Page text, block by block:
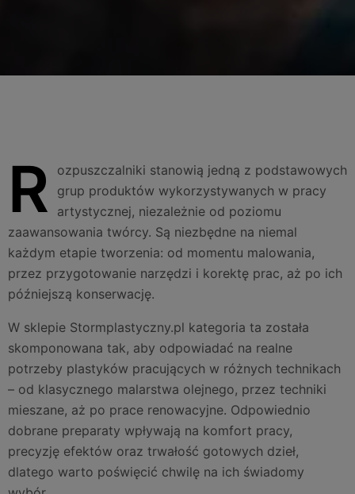
R
ozpuszczalniki stanowią jedną z podstawowych
grup produktów wykorzystywanych w pracy
artystycznej, niezależnie od poziomu
zaawansowania twórcy. Są niezbędne na niemal
każdym etapie tworzenia: od momentu malowania,
przez przygotowanie narzędzi i korektę prac, aż po ich
późniejszą konserwację.
W sklepie Stormplastyczny.pl kategoria ta została
skomponowana tak, aby odpowiadać na realne
potrzeby plastyków pracujących w różnych technikach
– od klasycznego malarstwa olejnego, przez techniki
mieszane, aż po prace renowacyjne. Odpowiednio
dobrane preparaty wpływają na komfort pracy,
precyzję efektów oraz trwałość gotowych dzieł,
dlatego warto poświęcić chwilę na ich świadomy